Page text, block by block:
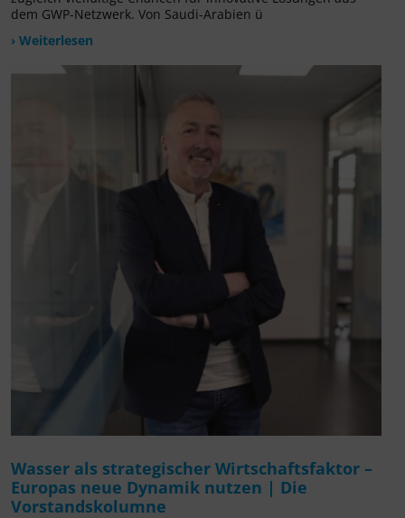
dem GWP-Netzwerk. Von Saudi-Arabien ü
› Weiterlesen
Wasser als strategischer Wirtschaftsfaktor –
Europas neue Dynamik nutzen | Die
Vorstandskolumne